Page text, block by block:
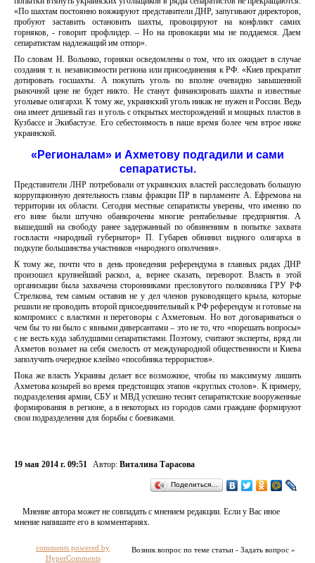
«По шахтам постоянно вояжируют представители ДНР, запугивают директоров,
пробуют заставить остановить шахты, провоцируют на конфликт самих
горняков, - говорит профлидер. – Но на провокации мы не поддаемся. Даем
сепаратистам надлежащий им отпор».
По словам Н. Волынко, горняки осведомлены о том, что их ожидает в случае
создания т. н. независимости региона или присоединения к РФ. «Киев прекратит
дотировать госшахты. А покупать уголь по вполне очевидно завышенной
рыночной цене не будет никто. Не станут финансировать шахты и известные
угольные олигархи. К тому же, украинский уголь никак не нужен и России. Ведь
она имеет дешевый газ и уголь с открытых месторождений и мощных пластов в
Кузбассе и Экибастузе. Его себестоимость в наше время более чем втрое ниже
украинской.
«Регионалам» и Ахметову подгадили и сами
сепаратисты.
Представители ЛНР потребовали от украинских властей расследовать большую
коррупционную деятельность главы фракции ПР в парламенте А. Ефремова на
территории их области. Сегодня местные сепаратисты уверены, что именно по
его вине были штучно обанкрочены многие рентабельные предприятия. А
вышедший на свободу ранее задержанный по обвинениям в попытке захвата
госвласти «народный губернатор» П. Губарев обвинил видного олигарха в
подкупе большинства участников «народного ополчения».
К тому же, почти что в день проведения референдума в главных рядах ДНР
произошел крупнейший раскол, а, вернее сказать, переворот. Власть в этой
организации была захвачена сторонниками пресловутого полковника ГРУ РФ
Стрелкова, тем самым оставив не у дел членов руководящего крыла, которые
решили не проводить второй присоединительный к РФ референдум и готовые на
компромисс с властями и переговоры с Ахметовым. Но вот договариваться о
чем бы то ни было с явными диверсантами – это не то, что «порешать вопросы»
с не весть куда заблудшими сепаратистами. Поэтому, считают эксперты, вряд ли
Ахметов возьмет на себя смелость от международной общественности и Киева
заполучить очередное клеймо «пособника террористов».
Пока же власть Украины делает все возможное, чтобы по максимуму лишить
Ахметова козырей во время предстоящих этапов «круглых столов». К примеру,
подразделения армии, СБУ и МВД успешно теснят сепаратистские вооруженные
формирования в регионе, а в некоторых из городов сами граждане формируют
свои подразделения для борьбы с боевиками.
19 мая 2014 г. 09:51 Автор: Виталина Тарасова
Поделиться…
Мнение автора может не совпадать с мнением редакции. Если у Вас иное
мнение напишите его в комментариях.
Возник вопрос по теме статьи - Задать вопрос »
comments powered by
HyperComments